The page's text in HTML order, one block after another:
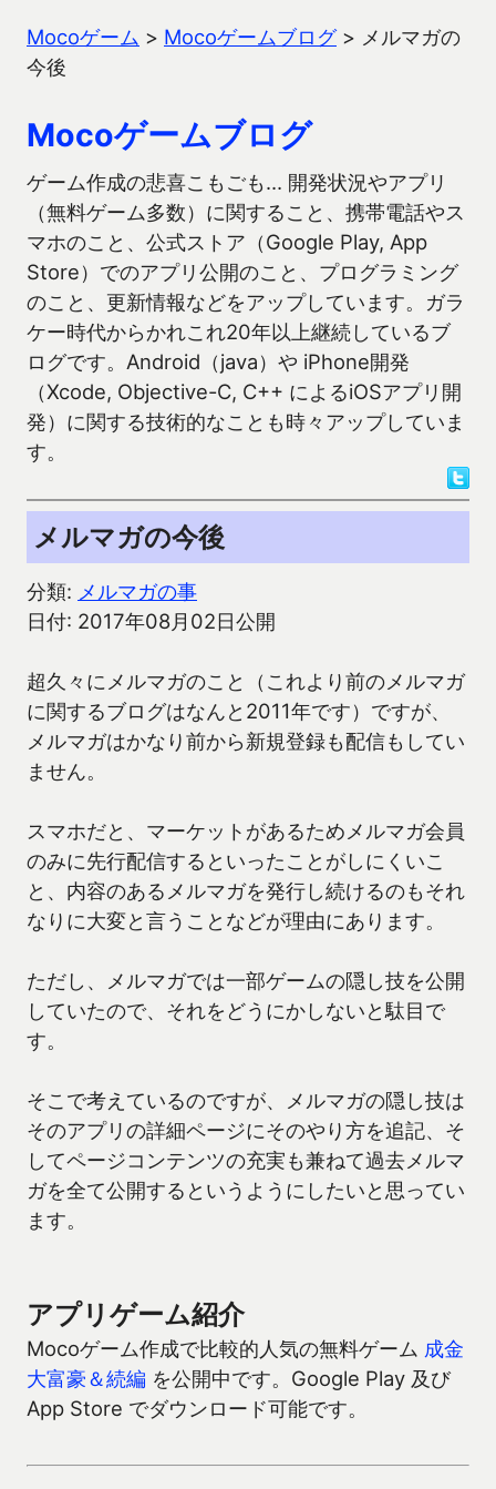
Mocoゲーム > Mocoゲームブログ> メルマガの
今後
Mocoゲームブログ
ゲーム作成の悲喜こもごも… 開発状況やアプリ
（無料ゲーム多数）に関すること、携帯電話やス
マホのこと、公式ストア（Google Play, App
Store）でのアプリ公開のこと、プログラミング
のこと、更新情報などをアップしています。ガラ
ケー時代からかれこれ20年以上継続しているブ
ログです。Android（java）や iPhone開発
（Xcode, Objective-C, C++ によるiOSアプリ開
発）に関する技術的なことも時々アップしていま
す。
メルマガの今後
分類: メルマガの事
日付: 2017年08月02日公開
超久々にメルマガのこと（これより前のメルマガ
に関するブログはなんと2011年です）ですが、
メルマガはかなり前から新規登録も配信もしてい
ません。
スマホだと、マーケットがあるためメルマガ会員
のみに先行配信するといったことがしにくいこ
と、内容のあるメルマガを発行し続けるのもそれ
なりに大変と言うことなどが理由にあります。
ただし、メルマガでは一部ゲームの隠し技を公開
していたので、それをどうにかしないと駄目で
す。
そこで考えているのですが、メルマガの隠し技は
そのアプリの詳細ページにそのやり方を追記、そ
してページコンテンツの充実も兼ねて過去メルマ
ガを全て公開するというようにしたいと思ってい
ます。
アプリゲーム紹介
Mocoゲーム作成で比較的人気の無料ゲーム 成金
大富豪＆続編 を公開中です。Google Play 及び
App Store でダウンロード可能です。